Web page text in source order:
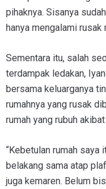
pihaknya. Sisanya
hanya mengalami rusak
Sementara itu, salah
terdampak ledakan,
bersama keluarganya
rumahnya yang rusak
rumah yang rubuh
“Kebetulan rumah saya
belakang sama atap
juga kemaren. Belum